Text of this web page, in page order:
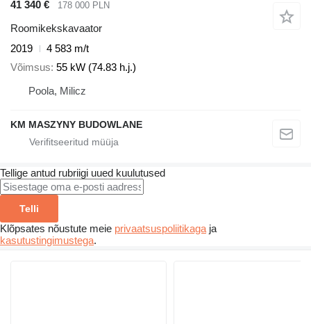
41 340 €
178 000 PLN
Roomikekskavaator
2019
4 583 m/t
Võimsus 55 kW (74.83 h.j.)
Poola, Milicz
KM MASZYNY BUDOWLANE
Tellige antud rubriigi uued kuulutused
Telli
Klõpsates nõustute meie privaatsuspoliitikaga ja
kasutustingimustega.